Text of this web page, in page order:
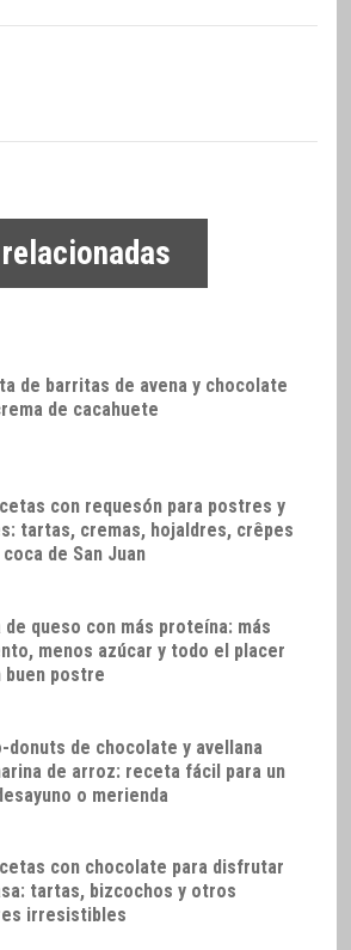
de barritas de avena y chocolate
de cacahuete
con requesón para postres y
tartas, cremas, hojaldres, crêpes
coca de San Juan
de queso con más proteína: más
menos azúcar y todo el placer
buen postre
donuts de chocolate y avellana
de arroz: receta fácil para un
o merienda
con chocolate para disfrutar
tartas, bizcochos y otros
irresistibles